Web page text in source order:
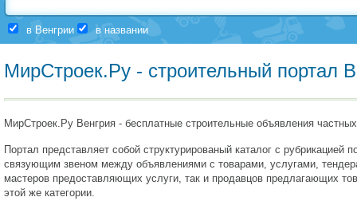
в Венгрии в названии
МирСтроек.Ру - строительный портал
МирСтроек.Ру Венгрия - бесплатные строительные объявления
Портал представляет собой структурированый каталог с
связующим звеном между объявлениями с товарами, услугами,
мастеров предоставляющих услуги, так и продавцов предлагающих
этой же категории.